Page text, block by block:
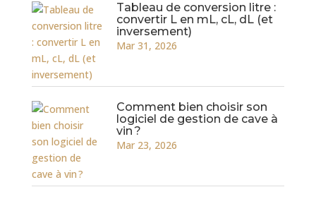
Tableau de conversion litre :
convertir L en mL, cL, dL (et
inversement)
Mar 31, 2026
Comment bien choisir son
logiciel de gestion de cave à
vin ?
Mar 23, 2026